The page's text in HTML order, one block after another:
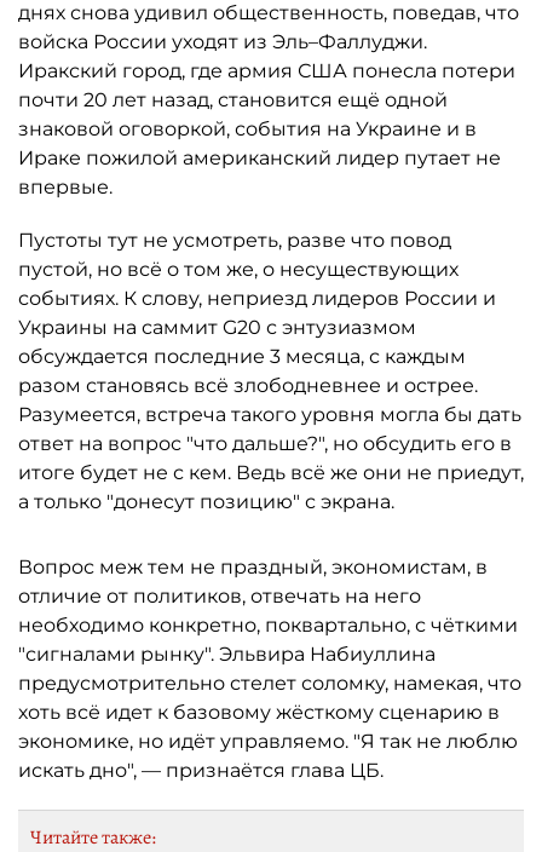
днях снова удивил общественность, поведав, что
войска России уходят из Эль–Фаллуджи.
Иракский город, где армия США понесла потери
почти 20 лет назад, становится ещё одной
знаковой оговоркой, события на Украине и в
Ираке пожилой американский лидер путает не
впервые.
Пустоты тут не усмотреть, разве что повод
пустой, но всё о том же, о несуществующих
событиях. К слову, неприезд лидеров России и
Украины на саммит G20 с энтузиазмом
обсуждается последние 3 месяца, с каждым
разом становясь всё злободневнее и острее.
Разумеется, встреча такого уровня могла бы дать
ответ на вопрос "что дальше?", но обсудить его в
итоге будет не с кем. Ведь всё же они не приедут,
а только "донесут позицию" с экрана.
Вопрос меж тем не праздный, экономистам, в
отличие от политиков, отвечать на него
необходимо конкретно, поквартально, с чёткими
"сигналами рынку". Эльвира Набиуллина
предусмотрительно стелет соломку, намекая, что
хоть всё идет к базовому жёсткому сценарию в
экономике, но идёт управляемо. "Я так не люблю
искать дно", — признаётся глава ЦБ.
Читайте также: